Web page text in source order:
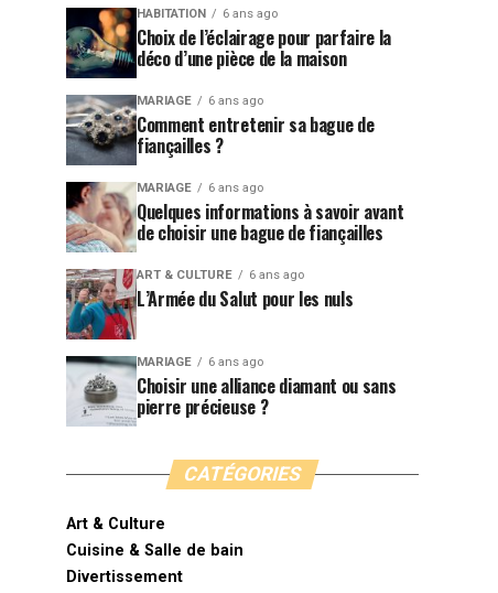
HABITATION 6 ans ago
Choix de l’éclairage pour parfaire la
déco d’une pièce de la maison
MARIAGE 6 ans ago
Comment entretenir sa bague de
fiançailles ?
MARIAGE 6 ans ago
Quelques informations à savoir avant
de choisir une bague de fiançailles
ART & CULTURE 6 ans ago
L’Armée du Salut pour les nuls
MARIAGE 6 ans ago
Choisir une alliance diamant ou sans
pierre précieuse ?
CATÉGORIES
Art & Culture
Cuisine & Salle de bain
Divertissement